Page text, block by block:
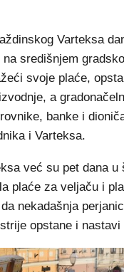
Varteksa
središnjem
svoje plaće,
a
banke i
i Varteksa.
već su pet dana u
plaće za veljaču i
nekadašnja
opstane i